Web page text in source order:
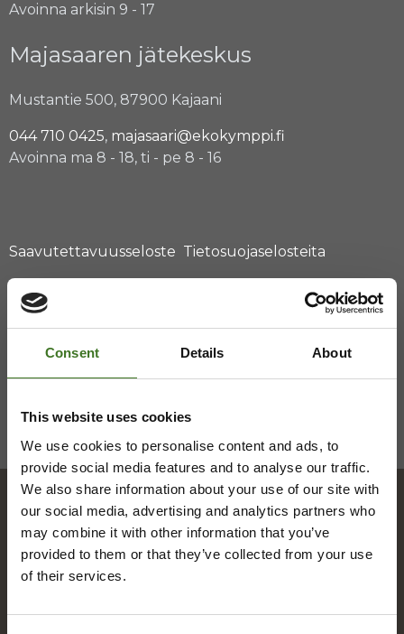
Consent Details About
This website uses cookies
We use cookies to personalise content and ads, to
provide social media features and to analyse our traffic.
We also share information about your use of our site with
our social media, advertising and analytics partners who
may combine it with other information that you’ve
provided to them or that they’ve collected from your use
of their services.
Avoinna arkisin 9 - 17
Majasaaren jätekeskus
Mustantie 500, 87900 Kajaani
044 710 0425, majasaari@ekokymppi.fi
Avoinna ma 8 - 18, ti - pe 8 - 16
Saavutettavuusseloste Tietosuojaselosteita
Hakemisto
A